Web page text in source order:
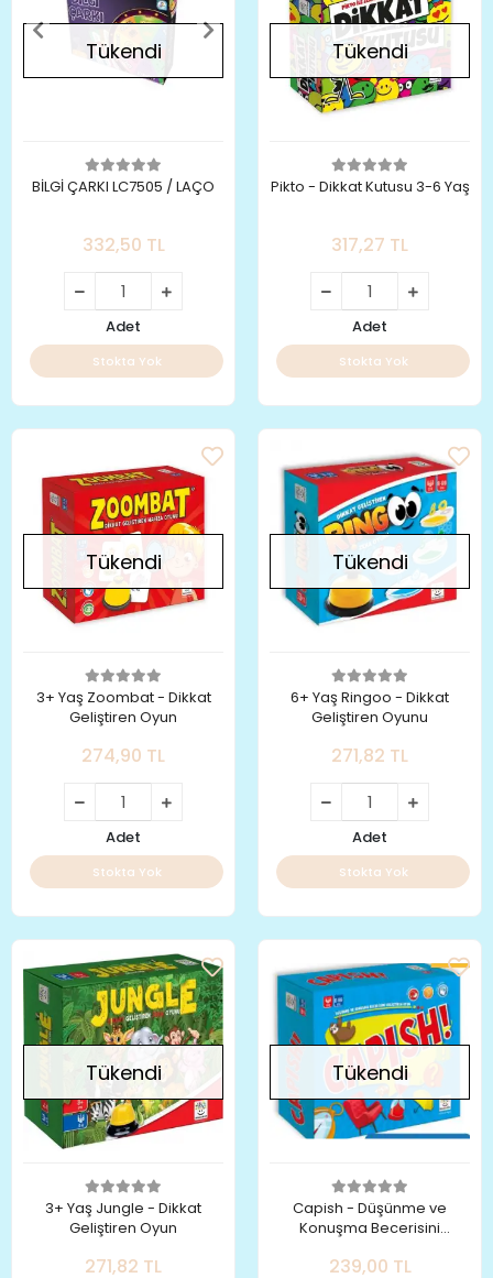
Tükendi
BİLGİ ÇARKI LC7505 / LAÇO
332,50 TL
Adet
Stokta Yok
Tükendi
Pikto - Dikkat Kutusu 3-6 Yaş
317,27 TL
Adet
Stokta Yok
Tükendi
3+ Yaş Zoombat - Dikkat
Geliştiren Oyun
274,90 TL
Adet
Stokta Yok
Tükendi
6+ Yaş Ringoo - Dikkat
Geliştiren Oyunu
271,82 TL
Adet
Stokta Yok
Tükendi
3+ Yaş Jungle - Dikkat
Geliştiren Oyun
271,82 TL
Tükendi
Capish - Düşünme ve
Konuşma Becerisini
239,00 TL